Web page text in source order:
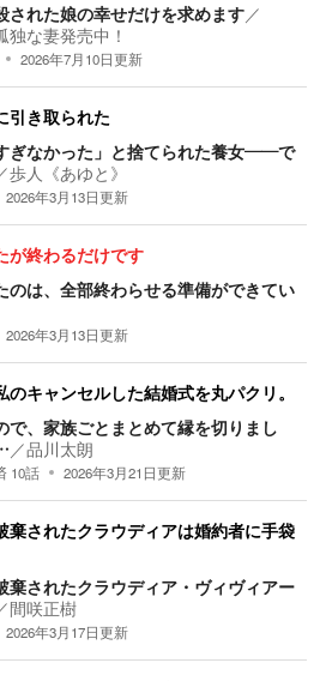
された娘の幸せだけを求めます／
な妻発売中！
2026年7月10日更新
引き取られた
ぎなかった」と捨てられた養女——で
歩人《あゆと》
2026年3月13日更新
が終わるだけです
のは、全部終わらせる準備ができてい
2026年3月13日更新
キャンセルした結婚式を丸パクリ。
で、家族ごとまとめて縁を切りまし
／品川太朗
10話 2026年3月21日更新
棄されたクラウディアは婚約者に手袋
棄されたクラウディア・ヴィヴィアー
間咲正樹
2026年3月17日更新